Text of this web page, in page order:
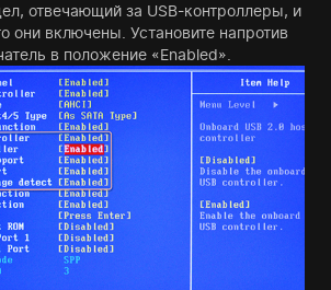
отвечающий за USB-контроллеры, и
они включены. Установите напротив
в положение «Enabled».